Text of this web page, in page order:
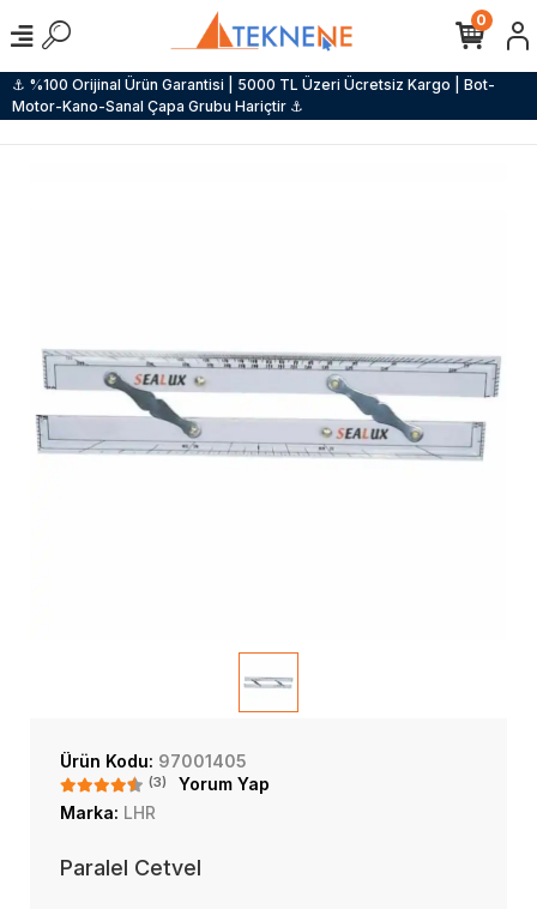
⚓ %100 Orijinal Ürün Garantisi | 5000 TL Üzeri Ücretsiz Kargo | Bot-
Motor-Kano-Sanal Çapa Grubu Hariçtir ⚓
0
Ürün Kodu: 97001405
(3)
Yorum Yap
Marka: LHR
Paralel Cetvel